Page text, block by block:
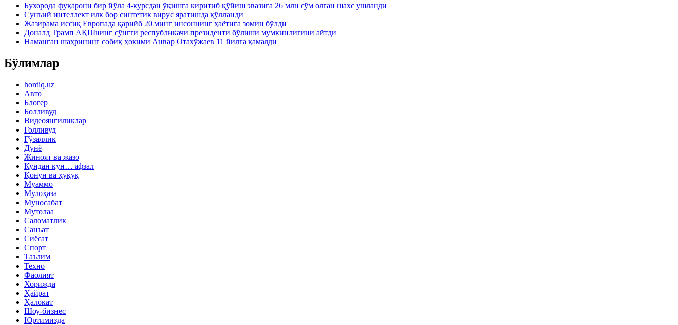
Бухорода фуқарони бир йўла 4-курсдан ўқишга киритиб қўйиш эвазига 26 млн сўм олган шахс ушланди
Сунъий интеллект илк бор синтетик вирус яратишда қўлланди
Жазирама иссиқ Европада қарийб 20 минг инсоннинг ҳаётига зомин бўлди
Доналд Трамп АҚШнинг сўнгги республикачи президенти бўлиши мумкинлигини айтди
Наманган шаҳрининг собиқ ҳокими Анвар Отахўжаев 11 йилга қамалди
Бўлимлар
hordiq.uz
Авто
Блогер
Болливуд
Видеоянгиликлар
Голливуд
Гўзаллик
Дунё
Жиноят ва жазо
Кундан кун… афзал
Қонун ва ҳуқуқ
Муаммо
Мулоҳаза
Муносабат
Мутолаа
Саломатлик
Санъат
Сиёсат
Спорт
Таълим
Техно
Фаолият
Хорижда
Ҳайрат
Ҳалокат
Шоу-бизнес
Юртимизда